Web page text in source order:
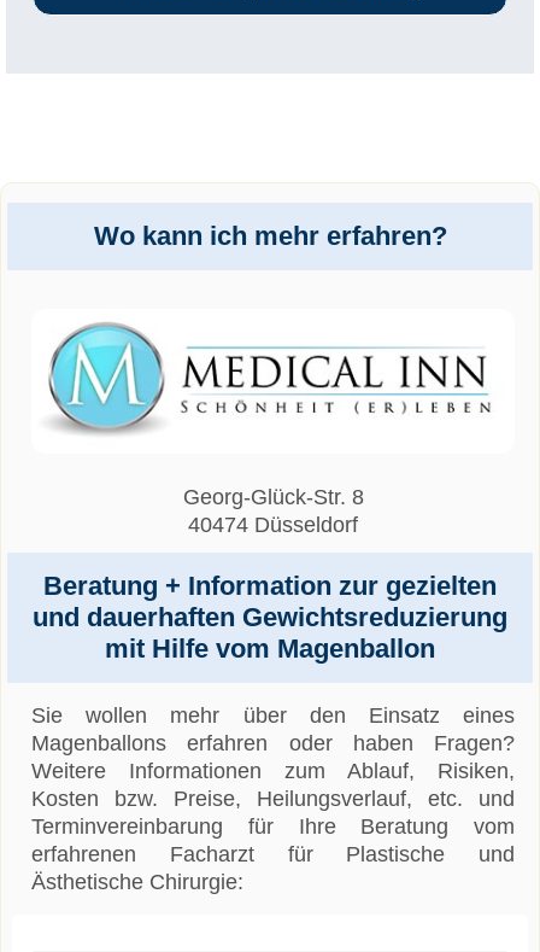
Wo kann ich mehr erfahren?
Georg-Glück-Str. 8
40474 Düsseldorf
Beratung + Information zur gezielten
und dauerhaften Gewichtsreduzierung
mit Hilfe vom Magenballon
Sie wollen mehr über den Einsatz eines
Magenballons erfahren oder haben Fragen?
Weitere Informationen zum Ablauf, Risiken,
Kosten bzw. Preise, Heilungsverlauf, etc. und
Terminvereinbarung für Ihre Beratung vom
erfahrenen Facharzt für Plastische und
Ästhetische Chirurgie: